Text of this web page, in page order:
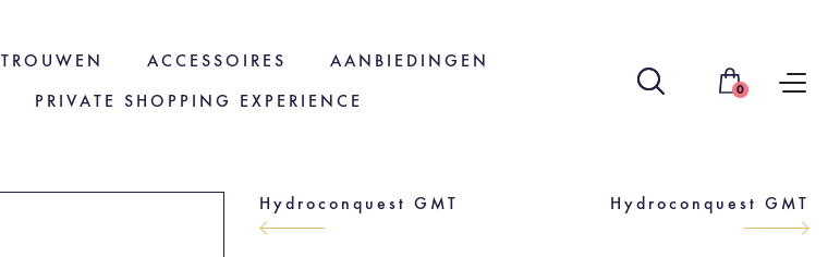
TROUWEN ACCESSOIRES
AANBIEDINGEN
PRIVATE SHOPPING EXPERIENCE
0
Hydroconquest GMT Hydroconquest GMT